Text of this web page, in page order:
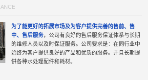
为了能更好的拓展市场及为客户提供完善的售前、售
中、售后服务，公司有良好的售后服务保证体系与长期
的维修人员以及时保证服务。公司要求是：在同行业中
始终为客户提供良好的产品和优质的服务。并且长期提
供各种水处理配件和耗材。